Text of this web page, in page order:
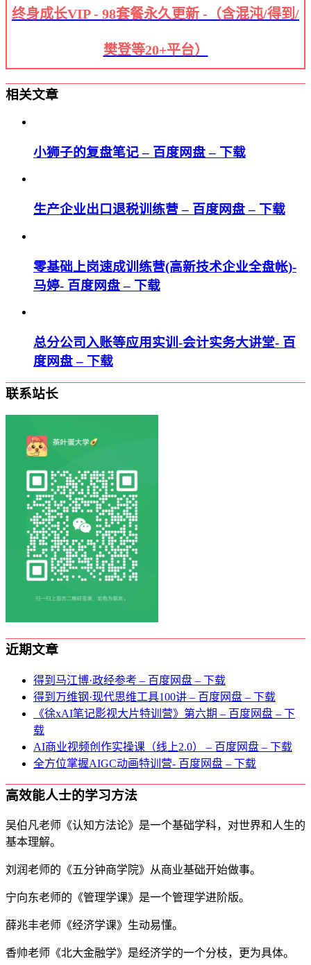
终身成长VIP - 98套餐永久更新 -（含混沌/得到/
樊登等20+平台）
相关文章
小狮子的复盘笔记 – 百度网盘 – 下载
生产企业出口退税训练营 – 百度网盘 – 下载
零基础上岗速成训练营(高新技术企业全盘帐)-
马婷- 百度网盘 – 下载
总分公司入账等应用实训-会计实务大讲堂- 百
度网盘 – 下载
联系站长
近期文章
得到马江博·政经参考 – 百度网盘 – 下载
得到万维钢·现代思维⼯具100讲 – 百度网盘 – 下载
《徐xAI笔记影视大片特训营》第六期 – 百度网盘 – 下
载
AI商业视频创作实操课（线上2.0） – 百度网盘 – 下载
全方位掌握AIGC动画特训营- 百度网盘 – 下载
高效能人士的学习方法
吴伯凡老师《认知方法论》是一个基础学科，对世界和人生的
基本理解。
刘润老师的《五分钟商学院》从商业基础开始做事。
宁向东老师的《管理学课》是一个管理学进阶版。
薛兆丰老师《经济学课》生动易懂。
香帅老师《北大金融学》是经济学的一个分枝，更为具体。